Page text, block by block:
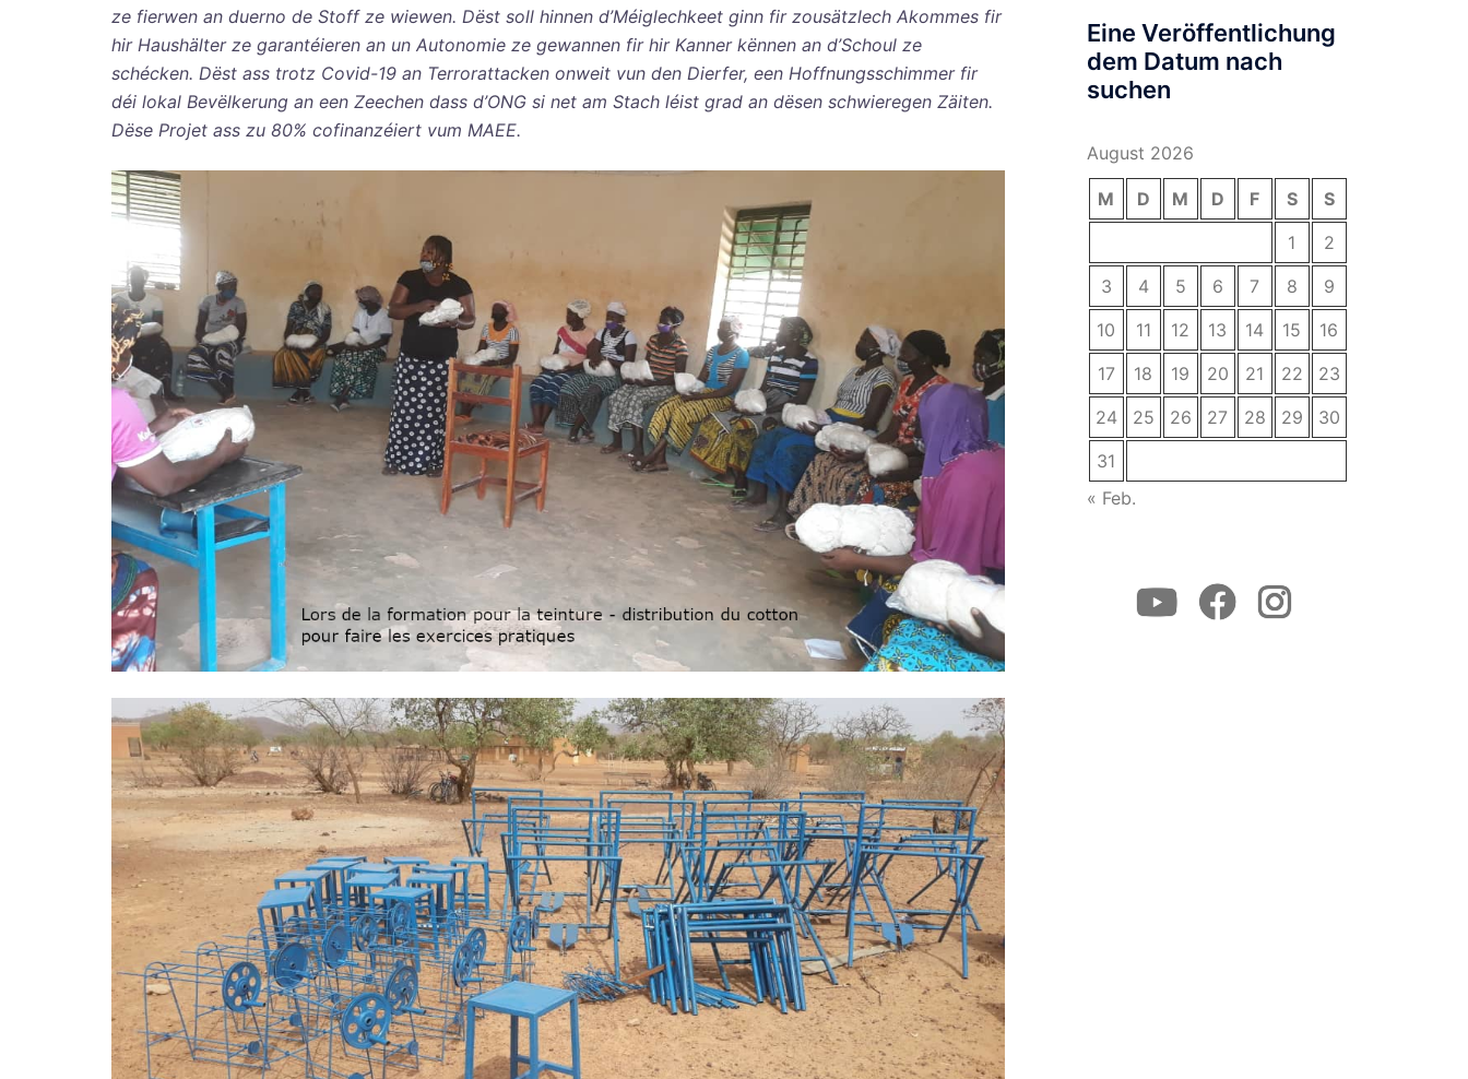
ze fierwen an duerno de Stoff ze wiewen. Dëst soll hinnen d’Méiglechkeet ginn fir zousätzlech Akommes fir
hir Haushälter ze garantéieren an un Autonomie ze gewannen fir hir Kanner kënnen an d’Schoul ze
schécken. Dëst ass trotz Covid-19 an Terrorattacken onweit vun den Dierfer, een Hoffnungsschimmer fir
déi lokal Bevëlkerung an een Zeechen dass d’ONG si net am Stach léist grad an dësen schwieregen Zäiten.
Dëse Projet ass zu 80% cofinanzéiert vum MAEE.
Eine Veröffentlichung
dem Datum nach
suchen
August 2026
M D M D F S
S
1
2
3
4 5 6 7 8
9
10
11 12 13 14 15
16
17
18 19 20 21 22
23
24
25 26 27 28 29
30
31
« Feb.
YoutubeFacebookInstagram